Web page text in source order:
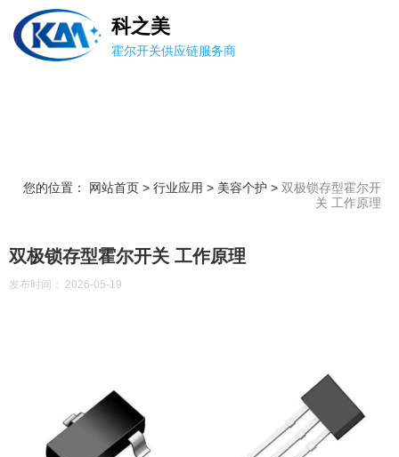
科之美
霍尔开关供应链服务商
您的位置： 网站首页 > 行业应用 > 美容个护 > 双极锁存型霍尔开
关 工作原理
双极锁存型霍尔开关 工作原理
发布时间： 2026-05-19